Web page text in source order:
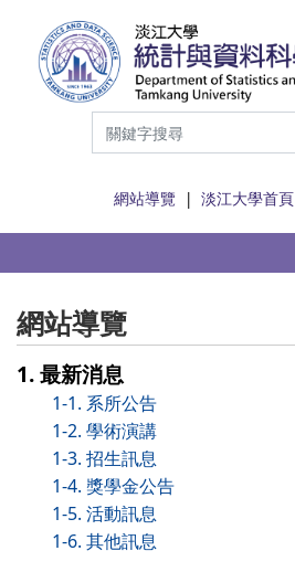
網站導覽 |淡江大學首頁
網站導覽
1. 最新消息
1-1. 系所公告
1-2. 學術演講
1-3. 招生訊息
1-4. 獎學金公告
1-5. 活動訊息
1-6. 其他訊息